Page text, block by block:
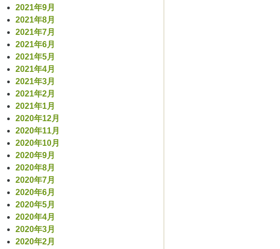
2021年9月
2021年8月
2021年7月
2021年6月
2021年5月
2021年4月
2021年3月
2021年2月
2021年1月
2020年12月
2020年11月
2020年10月
2020年9月
2020年8月
2020年7月
2020年6月
2020年5月
2020年4月
2020年3月
2020年2月